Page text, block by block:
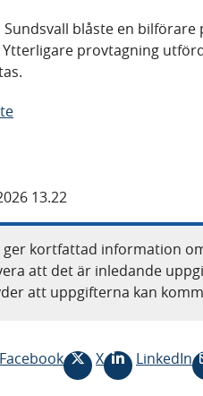
blåste en bilförare
provtagning
13.22
kortfattad information
att det är inledande
att uppgifterna kan
Facebook X LinkedIn